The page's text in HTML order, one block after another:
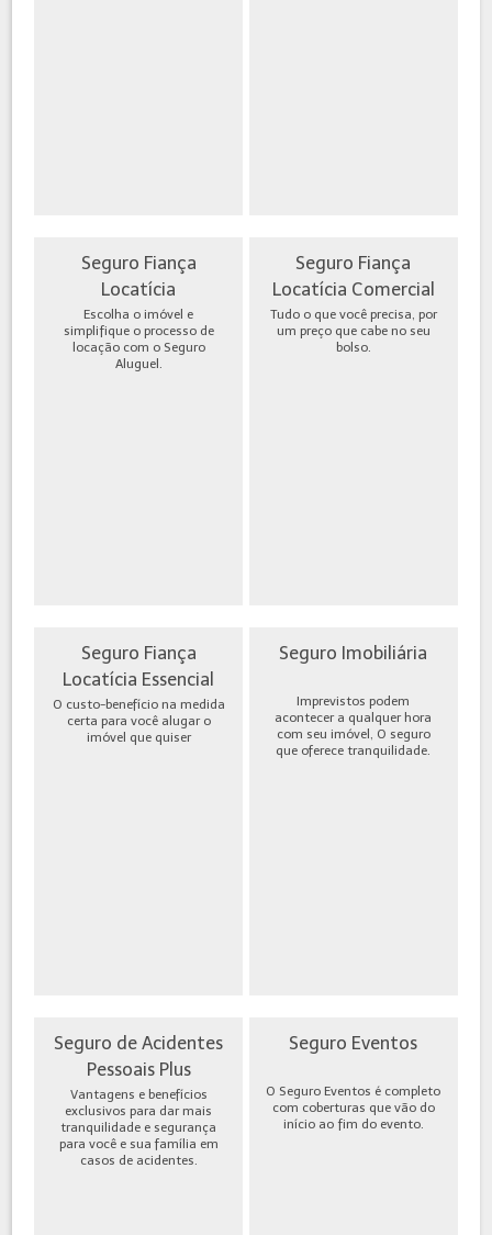
Seguro Fiança
Locatícia
Escolha o imóvel e
simplifique o processo de
locação com o Seguro
Aluguel.
Seguro Fiança
Locatícia Comercial
Tudo o que você precisa, por
um preço que cabe no seu
bolso.
Seguro Fiança
Locatícia Essencial
O custo-benefício na medida
certa para você alugar o
imóvel que quiser
Seguro Imobiliária
Imprevistos podem
acontecer a qualquer hora
com seu imóvel, O seguro
que oferece tranquilidade.
Seguro de Acidentes
Pessoais Plus
Vantagens e benefícios
exclusivos para dar mais
tranquilidade e segurança
para você e sua família em
casos de acidentes.
Seguro Eventos
O Seguro Eventos é completo
com coberturas que vão do
início ao fim do evento.